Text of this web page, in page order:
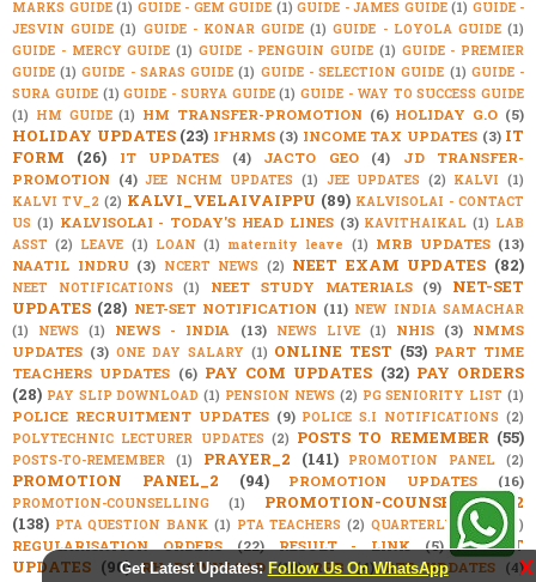
MARKS GUIDE (1) GUIDE - GEM GUIDE (1) GUIDE - JAMES GUIDE (1) GUIDE -
JESVIN GUIDE (1) GUIDE - KONAR GUIDE (1) GUIDE - LOYOLA GUIDE (1)
GUIDE - MERCY GUIDE (1) GUIDE - PENGUIN GUIDE (1) GUIDE - PREMIER
GUIDE (1) GUIDE - SARAS GUIDE (1) GUIDE - SELECTION GUIDE (1) GUIDE -
SURA GUIDE (1) GUIDE - SURYA GUIDE (1) GUIDE - WAY TO SUCCESS GUIDE
(1) HM GUIDE (1) HM TRANSFER-PROMOTION (6) HOLIDAY G.O (5)
HOLIDAY UPDATES (23) IFHRMS (3) INCOME TAX UPDATES (3) IT
FORM
(26) IT UPDATES (4) JACTO GEO (4)
JD TRANSFER-
PROMOTION (4) JEE NCHM UPDATES (1) JEE UPDATES (2) KALVI (1)
KALVI TV_2 (2) KALVI_VELAIVAIPPU (89) KALVISOLAI - CONTACT
US (1) KALVISOLAI - TODAY'S HEAD LINES (3) KAVITHAIKAL (1) LAB
ASST (2) LEAVE (1) LOAN (1) maternity leave (1) MRB UPDATES (13)
NAATIL INDRU (3) NCERT NEWS (2) NEET EXAM UPDATES (82)
NEET NOTIFICATIONS (1) NEET STUDY MATERIALS (9)
NET-SET
UPDATES (28) NET-SET NOTIFICATION (11) NEW INDIA SAMACHAR
(1)
NEWS (1) NEWS - INDIA (13) NEWS LIVE (1) NHIS (3) NMMS
UPDATES (3) ONE DAY SALARY (1) ONLINE TEST (53) PART TIME
TEACHERS UPDATES (6) PAY COM UPDATES (32) PAY ORDERS
(28) PAY SLIP DOWNLOAD (1) PENSION NEWS (2) PG SENIORITY LIST (1)
POLICE RECRUITMENT UPDATES (9) POLICE S.I NOTIFICATIONS (2)
POLYTECHNIC LECTURER UPDATES (2) POSTS TO REMEMBER (55)
POSTS-TO-REMEMBER (1) PRAYER_2 (141) PROMOTION PANEL (2)
PROMOTION PANEL_2 (94) PROMOTION UPDATES (16)
PROMOTION-COUNSELLING (1)
PROMOTION-COUNSELLING_2
(138) PTA QUESTION BANK (1) PTA TEACHERS (2) QUARTERLY EXAM (1)
REGULARISATION ORDERS (22) RESULT - LINK (5)
RESULT
UPDATES (90) RH DOWNLOAD (10) RRB (4) RTE UPDATES
(4)
Get Latest Updates: Follow Us On WhatsApp X